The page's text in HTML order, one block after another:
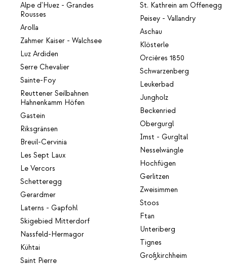
Alpe d'Huez - Grandes
Rousses
Arolla
Zahmer Kaiser - Walchsee
Luz Ardiden
Serre Chevalier
Sainte-Foy
Reuttener Seilbahnen
Hahnenkamm Höfen
Gastein
Riksgränsen
Breuil-Cervinia
Les Sept Laux
Le Vercors
Schetteregg
Gerardmer
Laterns - Gapfohl
Skigebied Mitterdorf
Nassfeld-Hermagor
Kühtai
Saint Pierre
St. Kathrein am Offenegg
Peisey - Vallandry
Aschau
Klösterle
Orcières 1850
Schwarzenberg
Leukerbad
Jungholz
Beckenried
Obergurgl
Imst - Gurgltal
Nesselwängle
Hochfügen
Gerlitzen
Zweisimmen
Stoos
Ftan
Unteriberg
Tignes
Großkirchheim